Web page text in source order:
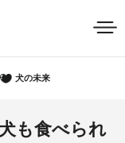
犬の未来
も食べられ